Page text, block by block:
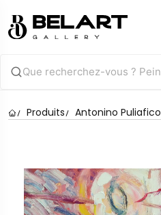
Produits Antonino Puliafico